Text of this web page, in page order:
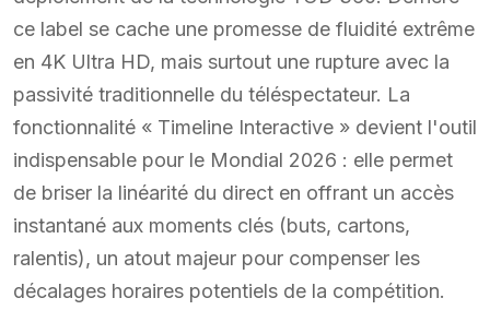
ce label se cache une promesse de fluidité extrême
en 4K Ultra HD, mais surtout une rupture avec la
passivité traditionnelle du téléspectateur. La
fonctionnalité « Timeline Interactive » devient l'outil
indispensable pour le Mondial 2026 : elle permet
de briser la linéarité du direct en offrant un accès
instantané aux moments clés (buts, cartons,
ralentis), un atout majeur pour compenser les
décalages horaires potentiels de la compétition.